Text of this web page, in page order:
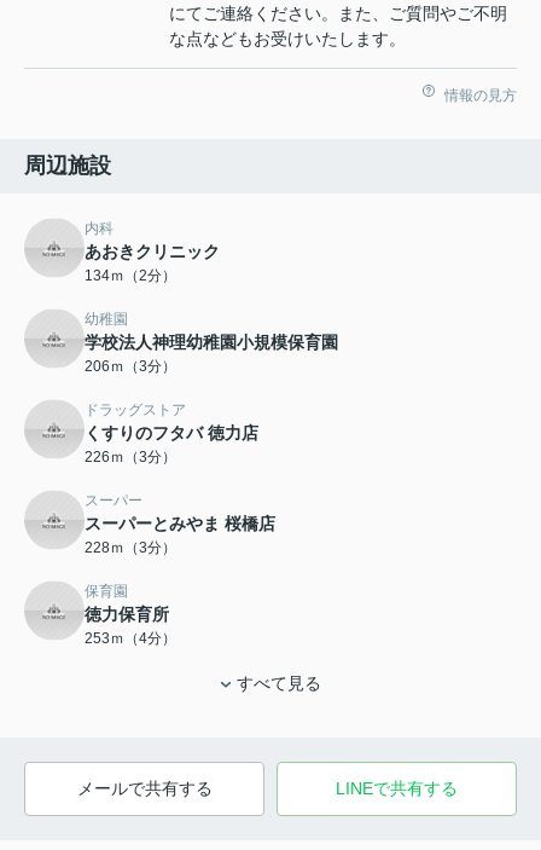
にてご連絡ください。また、ご質問やご不明
な点などもお受けいたします。
情報の見方
周辺施設
内科
あおきクリニック
134ｍ（2分）
幼稚園
学校法人神理幼稚園小規模保育園
206ｍ（3分）
ドラッグストア
くすりのフタバ 徳力店
226ｍ（3分）
スーパー
スーパーとみやま 桜橋店
228ｍ（3分）
保育園
徳力保育所
253ｍ（4分）
すべて見る
メールで共有する LINEで共有する